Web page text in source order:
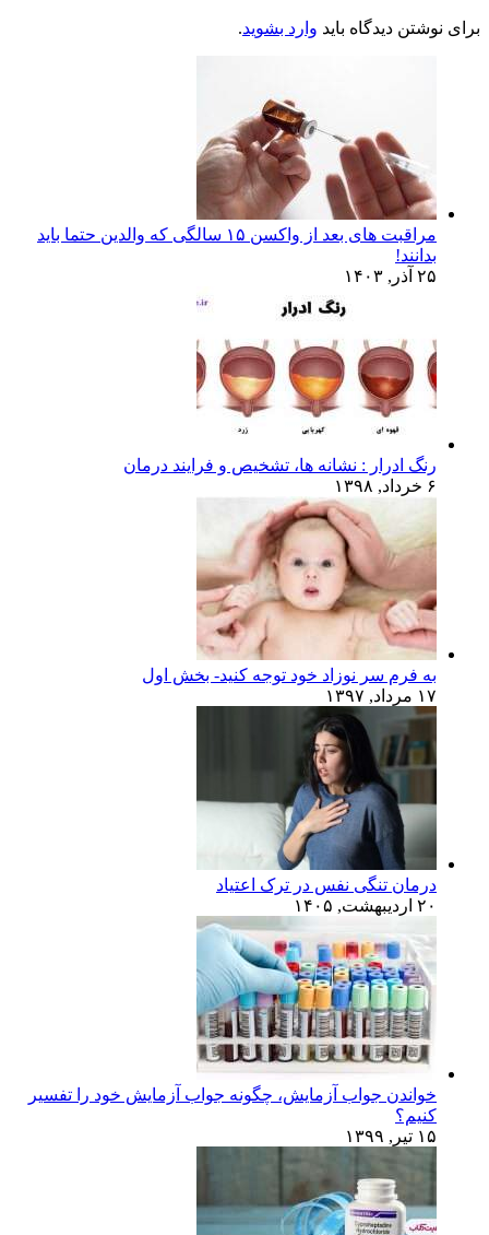
برای نوشتن دیدگاه باید وارد بشوید.
مراقبت های بعد از واکسن ۱۵ سالگی که والدین حتما باید
بدانند!
۲۵ آذر, ۱۴۰۳
رنگ ادرار : نشانه ها، تشخیص و فرایند درمان
۶ خرداد, ۱۳۹۸
به فرم سر نوزاد خود توجه کنید- بخش اول
۱۷ مرداد, ۱۳۹۷
درمان تنگی نفس در ترک اعتیاد
۲۰ اردیبهشت, ۱۴۰۵
خواندن جواب آزمایش، چگونه جواب آزمایش خود را تفسیر
کنیم؟
۱۵ تیر, ۱۳۹۹